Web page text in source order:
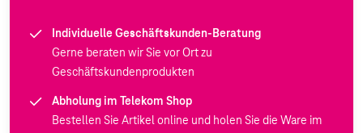
Individuelle Geschäftskunden-Beratung
Gerne beraten wir Sie vor Ort zu
Geschäftskundenprodukten
Abholung im Telekom Shop
Bestellen Sie Artikel online und holen Sie die Ware im